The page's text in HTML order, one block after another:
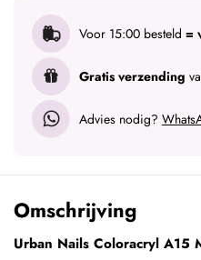
Voor 15:00 besteld =
Gratis verzending
Advies nodig?
Omschrijving
Urban Nails Coloracryl A15